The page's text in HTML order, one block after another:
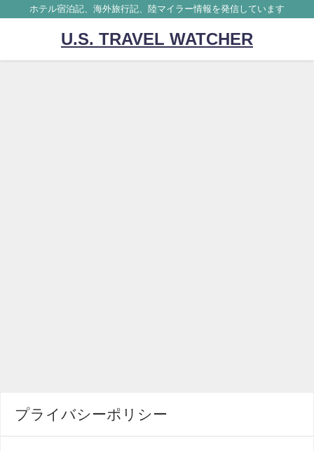
ホテル宿泊記、海外旅行記、陸マイラー情報を発信しています
U.S. TRAVEL WATCHER
プライバシーポリシー